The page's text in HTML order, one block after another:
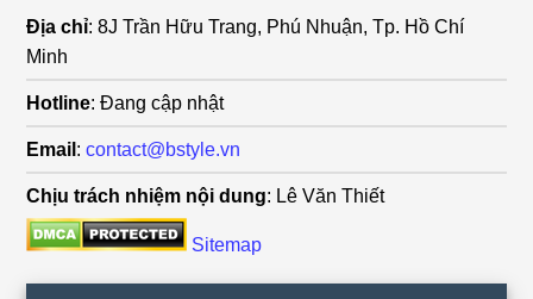
Địa chỉ: 8J Trần Hữu Trang, Phú Nhuận, Tp. Hồ Chí
Minh
Hotline: Đang cập nhật
Email :contact@bstyle.vn
Chịu trách nhiệm nội dung: Lê Văn Thiết
Sitemap